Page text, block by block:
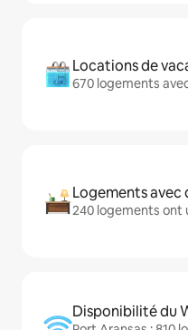
Locations de
670 logements
Logements avec
240 logements ont
Disponibilité du